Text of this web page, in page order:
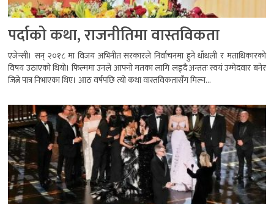
पर्दाको कथा, राजनीतिमा वास्तविकता
एजेन्सी। सन् २०१८ मा विजय अभिनीत सरकारले निर्वाचनमा हुने धाँधली र मताधिकारको
विषय उठाएको थियो। फिल्ममा उनले आफ्नो मतका लागि लड्दै अन्ततः स्वयं उम्मेदवार बनेर
जित्ने पात्र निभाएका थिए। आठ वर्षपछि त्यो कथा वास्तविकतासँग मिल्न...